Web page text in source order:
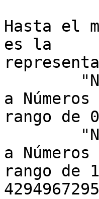
Hasta el
es la
a
rango de
a
rango de